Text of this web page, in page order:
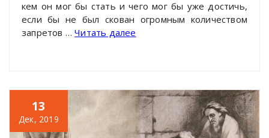
кем он мог бы стать и чего мог бы уже достичь,
если бы не был скован огромным количеством
запретов …Читать далее
13
Дек, 2019